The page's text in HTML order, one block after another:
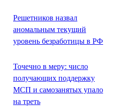
Решетников назвал
аномальным текущий
уровень безработицы в РФ
Точечно в меру: число
получающих поддержку
МСП и самозанятых упало
на треть